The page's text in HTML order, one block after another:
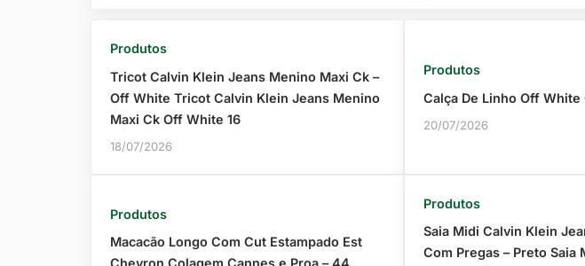
Produtos
Tricot Calvin Klein Jeans Menino Maxi Ck –
Off White Tricot Calvin Klein Jeans Menino
Maxi Ck Off White 16
18/07/2026
Produtos
Calça De Linho Off
20/07/2026
Produtos
Macacão Longo Com Cut Estampado Est
Produtos
Saia Midi Calvin Klein
Com Pregas – Preto Saia